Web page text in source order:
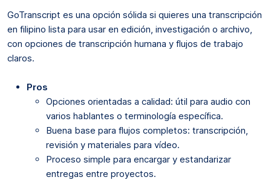
GoTranscript es una opción sólida si quieres una transcripción
en filipino lista para usar en edición, investigación o archivo,
con opciones de transcripción humana y flujos de trabajo
claros.
Pros
Opciones orientadas a calidad: útil para audio con
varios hablantes o terminología específica.
Buena base para flujos completos: transcripción,
revisión y materiales para vídeo.
Proceso simple para encargar y estandarizar
entregas entre proyectos.